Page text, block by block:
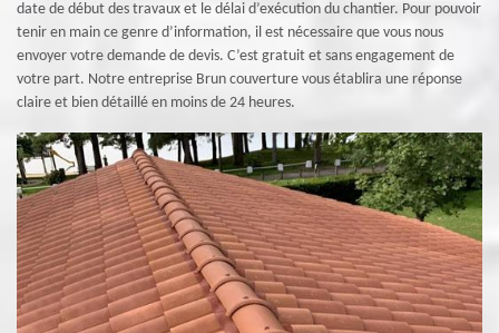
date de début des travaux et le délai d’exécution du chantier. Pour pouvoir
tenir en main ce genre d’information, il est nécessaire que vous nous
envoyer votre demande de devis. C’est gratuit et sans engagement de
votre part. Notre entreprise Brun couverture vous établira une réponse
claire et bien détaillé en moins de 24 heures.